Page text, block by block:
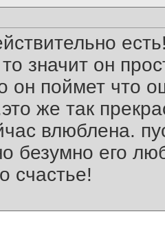
значит он
он поймет что
же так
влюблена.
безумно его
счастье!